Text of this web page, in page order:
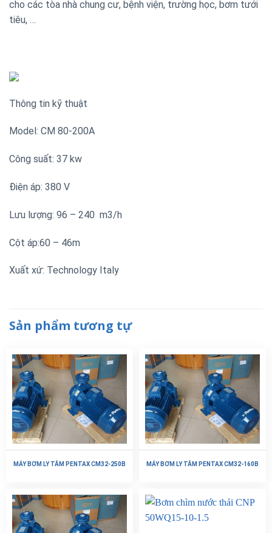
cho các tòa nhà chung cư, bệnh viện, trường học, bơm tưới
tiêu, …
Thông tin kỹ thuật
Model: CM 80-200A
Công suất: 37 kw
Điện áp: 380 V
Lưu lượng: 96 – 240 m3/h
Cột áp:60 – 46m
Xuất xứ: Technology Italy
Sản phẩm tương tự
MÁY BƠM LY TÂM PENTAX CM32-250B MÁY BƠM LY TÂM PENTAX CM32-160B